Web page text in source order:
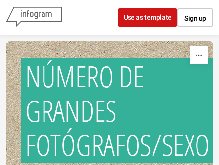
Skip to content
Use as template Sign up
NÚMERO DE
GRANDES
FOTÓGRAFOS/SEXO